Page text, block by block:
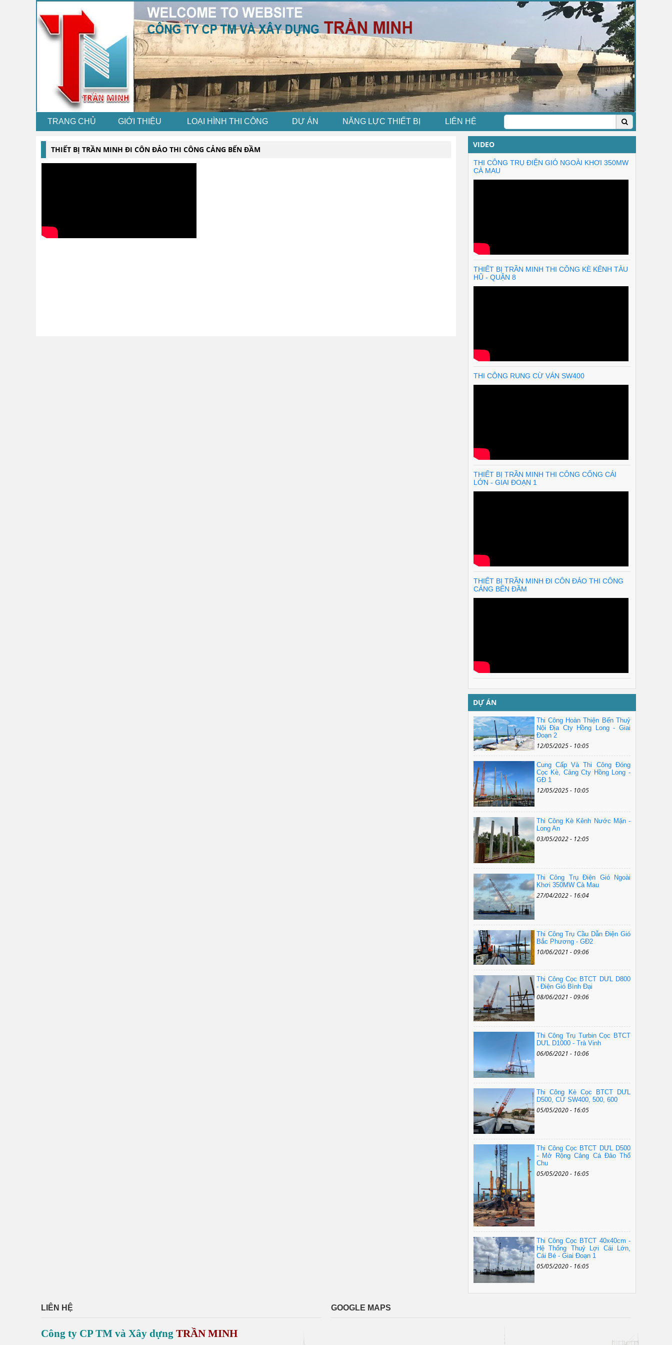
TRANG CHỦ GIỚI THIỆU LOẠI HÌNH THI CÔNG DỰ ÁN NĂNG LỰC THIẾT BỊ LIÊN HỆ
THIẾT BỊ TRẦN MINH ĐI CÔN ĐẢO THI CÔNG CẢNG BẾN ĐẦM
VIDEO
THI CÔNG TRỤ ĐIỆN GIÓ NGOÀI KHƠI 350MW
CÀ MAU
THIẾT BỊ TRẦN MINH THI CÔNG KÈ KÊNH TÀU
HŨ - QUẬN 8
THI CÔNG RUNG CỪ VÁN SW400
THIẾT BỊ TRẦN MINH THI CÔNG CỐNG CÁI
LỚN - GIAI ĐOẠN 1
THIẾT BỊ TRẦN MINH ĐI CÔN ĐẢO THI CÔNG
CẢNG BẾN ĐẦM
DỰ ÁN
Thi Công Hoàn Thiện Bến Thuỷ
Nội Địa Cty Hồng Long - Giai
Đoạn 2
12/05/2025 - 10:05
Cung Cấp Và Thi Công Đóng
Cọc Kè, Cảng Cty Hồng Long -
GĐ 1
12/05/2025 - 10:05
Thi Công Kè Kênh Nước Mặn -
Long An
03/05/2022 - 12:05
Thi Công Trụ Điện Gió Ngoài
Khơi 350MW Cà Mau
27/04/2022 - 16:04
Thi Công Trụ Cầu Dẫn Điện Gió
Bắc Phương - GĐ2
10/06/2021 - 09:06
Thi Công Cọc BTCT DƯL D800
- Điện Gió Bình Đại
08/06/2021 - 09:06
Thi Công Trụ Turbin Cọc BTCT
DƯL D1000 - Trà Vinh
06/06/2021 - 10:06
Thi Công Kè Cọc BTCT DƯL
D500, CỪ SW400, 500, 600
05/05/2020 - 16:05
Thi Công Cọc BTCT DƯL D500
- Mở Rộng Cảng Cá Đảo Thổ
Chu
05/05/2020 - 16:05
Thi Công Cọc BTCT 40x40cm -
Hệ Thống Thuỷ Lợi Cái Lớn,
Cái Bé - Giai Đoạn 1
05/05/2020 - 16:05
LIÊN HỆ
Công ty CP TM và Xây dựng TRẦN MINH
GOOGLE MAPS